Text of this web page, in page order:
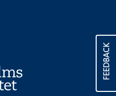
FEEDBACK